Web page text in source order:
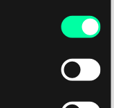
die reale
sein kann, die